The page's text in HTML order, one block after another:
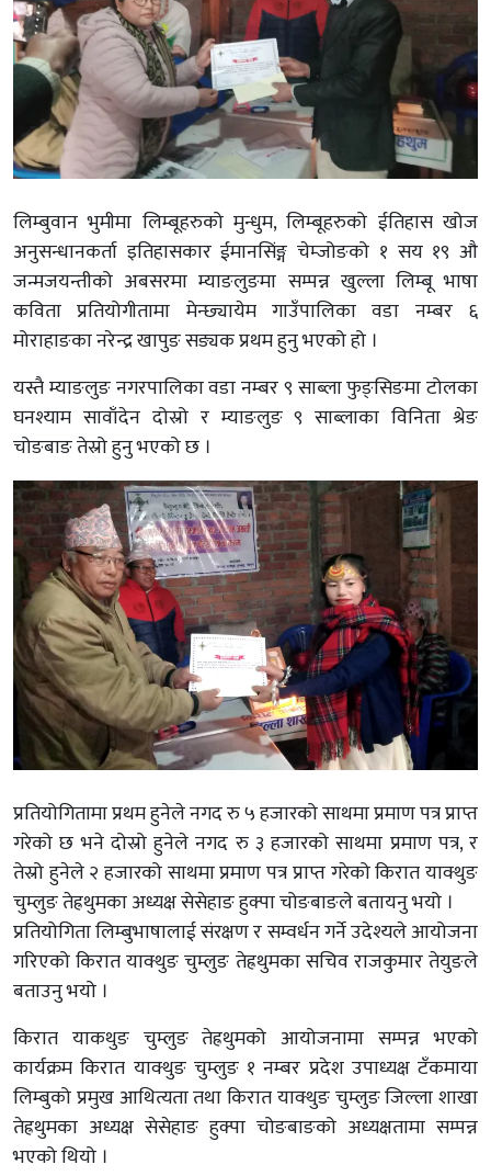
लिम्बुवान भुमीमा लिम्बूहरुको मुन्धुम, लिम्बूहरुको ईतिहास खोज
अनुसन्धानकर्ता इतिहासकार ईमानसिंङ्ग चेम्जोङको १ सय १९ औ
जन्मजयन्तीको अबसरमा म्याङलुङमा सम्पन्न खुल्ला लिम्बू भाषा
कविता प्रतियोगीतामा मेन्छ्यायेम गाउँपालिका वडा नम्बर ६
मोराहाङका नरेन्द्र खापुङ सङ्यक प्रथम हुनु भएको हो ।
यस्तै म्याङलुङ नगरपालिका वडा नम्बर ९ साब्ला फुङ्सिङमा टोलका
घनश्याम सावाँदेन दोस्रो र म्याङलुङ ९ साब्लाका विनिता श्रेङ
चोङबाङ तेस्रो हुनु भएको छ ।
प्रतियोगितामा प्रथम हुनेले नगद रु ५ हजारको साथमा प्रमाण पत्र प्राप्त
गरेको छ भने दोस्रो हुनेले नगद रु ३ हजारको साथमा प्रमाण पत्र, र
तेस्रो हुनेले २ हजारको साथमा प्रमाण पत्र प्राप्त गरेको किरात याक्थुङ
चुम्लुङ तेह्रथुमका अध्यक्ष सेसेहाङ हुक्पा चोङबाङले बतायनु भयो ।
प्रतियोगिता लिम्बुभाषालाई संरक्षण र सम्वर्धन गर्ने उदेश्यले आयोजना
गरिएको किरात याक्थुङ चुम्लुङ तेह्रथुमका सचिव राजकुमार तेयुङले
बताउनु भयो ।
किरात याकथुङ चुम्लुङ तेह्रथुमको आयोजनामा सम्पन्न भएको
कार्यक्रम किरात याक्थुङ चुम्लुङ १ नम्बर प्रदेश उपाध्यक्ष टँकमाया
लिम्बुको प्रमुख आथित्यता तथा किरात याक्थुङ चुम्लुङ जिल्ला शाखा
तेह्रथुमका अध्यक्ष सेसेहाङ हुक्पा चोङबाङको अध्यक्षतामा सम्पन्न
भएको थियो ।